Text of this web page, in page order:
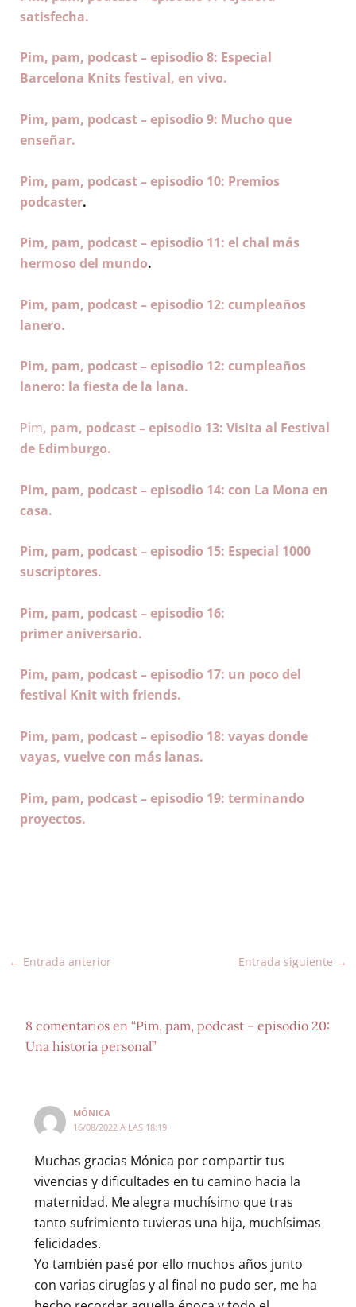
satisfecha.
Pim, pam, podcast – episodio 8: Especial
Barcelona Knits festival, en vivo.
Pim, pam, podcast – episodio 9: Mucho que
enseñar.
Pim, pam, podcast – episodio 10: Premios
podcaster.
Pim, pam, podcast – episodio 11: el chal más
hermoso del mundo.
Pim, pam, podcast – episodio 12: cumpleaños
lanero.
Pim, pam, podcast – episodio 12: cumpleaños
lanero: la fiesta de la lana.
Pim, pam, podcast – episodio 13: Visita al Festival
de Edimburgo.
Pim, pam, podcast – episodio 14: con La Mona en
casa.
Pim, pam, podcast – episodio 15: Especial 1000
suscriptores.
Pim, pam, podcast – episodio 16:
primeraniversario.
Pim, pam, podcast – episodio 17: un poco del
festival Knit with friends.
Pim, pam, podcast – episodio 18: vayas donde
vayas, vuelve con más lanas.
Pim, pam, podcast – episodio 19: terminando
proyectos.
← Entrada anterior Entrada siguiente →
8 comentarios en “Pim, pam, podcast – episodio 20:
Una historia personal”
MÓNICA
16/08/2022 A LAS 18:19
Muchas gracias Mónica por compartir tus
vivencias y dificultades en tu camino hacia la
maternidad. Me alegra muchísimo que tras
tanto sufrimiento tuvieras una hija, muchísimas
felicidades.
Yo también pasé por ello muchos años junto
con varias cirugías y al final no pudo ser, me ha